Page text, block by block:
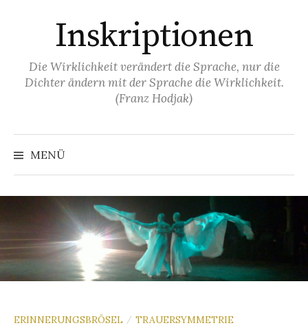
Inskriptionen
Die Wirklichkeit verändert die Sprache, nur die
Dichter ändern mit der Sprache die Wirklichkeit.
(Franz Hodjak)
MENÜ
ERINNERUNGSBRÖSEL / TRAUERSYMMETRIE